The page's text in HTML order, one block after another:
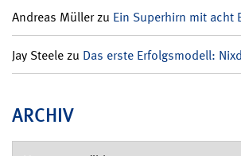
Andreas Müllerzu Ein Superhirn mit acht
Jay Steelezu Das erste Erfolgsmodell:
ARCHIV